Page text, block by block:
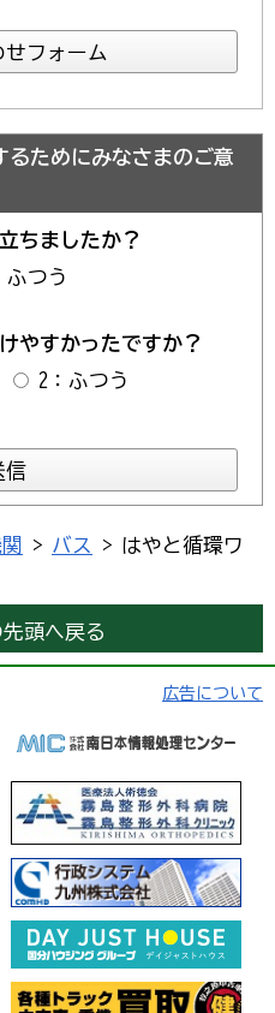
るためにみなさまのご意
ちましたか？
ふつう
やすかったですか？
2：ふつう
> バス
> はやと循環ワ
頭へ戻る
広告について